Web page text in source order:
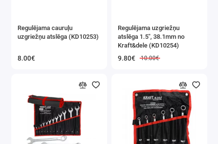
Regulējama cauruļu
uzgriežņu atslēga (KD10253)
8.00€
Regulējama uzgriežņu
atslēga 1.5", 38.1mm no
Kraft&dele (KD10254)
9.80€ 10.00€